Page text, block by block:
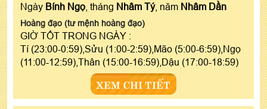
Ngày Bính Ngọ , tháng Nhâm Tý, năm Nhâm Dần
Hoàng đạo (tư mệnh hoàng đạo)
GIỜ TỐT TRONG NGÀY :
Tí (23:00-0:59),Sửu (1:00-2:59),Mão (5:00-6:59),Ngọ
(11:00-12:59),Thân (15:00-16:59),Dậu (17:00-18:59)
XEM CHI TIẾT